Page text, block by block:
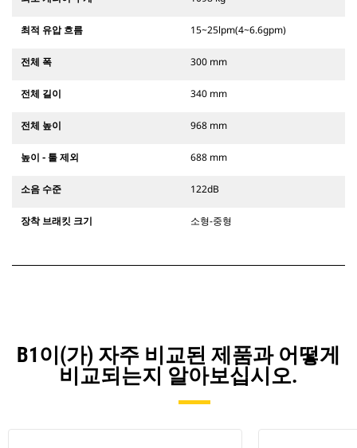
최적 유압 흐름 15~25lpm(4~6.6gpm)
전체 폭 300 mm
전체 길이 340 mm
전체 높이 968 mm
높이 - 툴 제외 688 mm
소음 수준 122dB
장착 브래킷 크기 소형-중형
B1이(가) 자주 비교된 제품과 어떻게
비교되는지 알아보십시오.